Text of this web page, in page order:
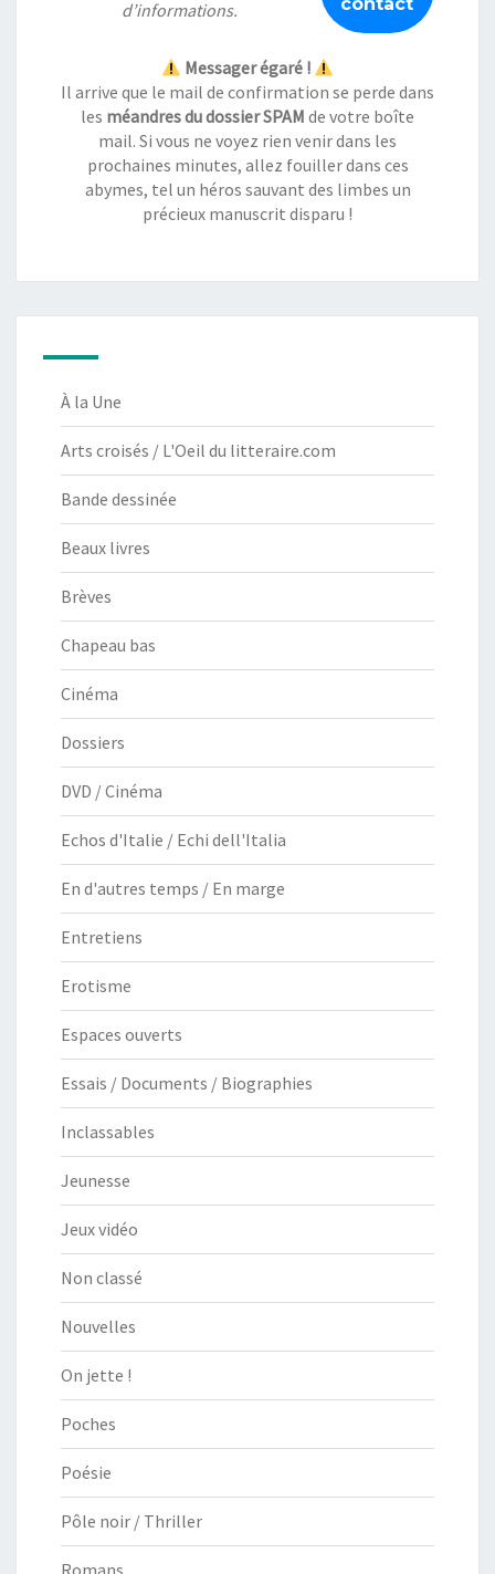
d’informations.
Messager égaré !
Il arrive que le mail de confirmation se perde dans
les méandres du dossier SPAM de votre boîte
mail. Si vous ne voyez rien venir dans les
prochaines minutes, allez fouiller dans ces
abymes, tel un héros sauvant des limbes un
précieux manuscrit disparu !
À la Une
Arts croisés / L'Oeil du litteraire.com
Bande dessinée
Beaux livres
Brèves
Chapeau bas
Cinéma
Dossiers
DVD / Cinéma
Echos d'Italie / Echi dell'Italia
En d'autres temps / En marge
Entretiens
Erotisme
Espaces ouverts
Essais / Documents / Biographies
Inclassables
Jeunesse
Jeux vidéo
Non classé
Nouvelles
On jette !
Poches
Poésie
Pôle noir / Thriller